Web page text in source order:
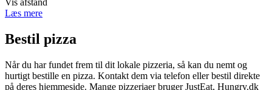
Læs mere
Bestil pizza
Når du har fundet frem til dit lokale pizzeria, så kan du nemt og
hurtigt bestille en pizza. Kontakt dem via telefon eller bestil direkte
på deres hjemmeside. Mange pizzeriaer bruger JustEat, Hungry.dk